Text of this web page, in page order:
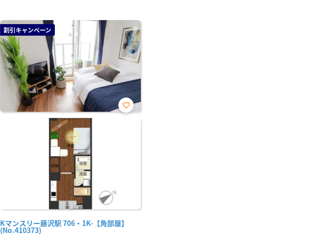
割引キャンペーン
Kマンスリー藤沢駅 706・1K-【角部屋】
(No.410373)
お気